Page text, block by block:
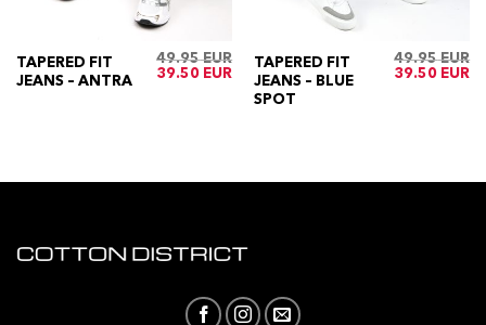
TAPERED FIT
JEANS – ANTRA
49.95
Oorspronkelijke
39.50
Huidige
prijs
TAPERED FIT
JEANS – BLUE
SPOT
49.95
39.50